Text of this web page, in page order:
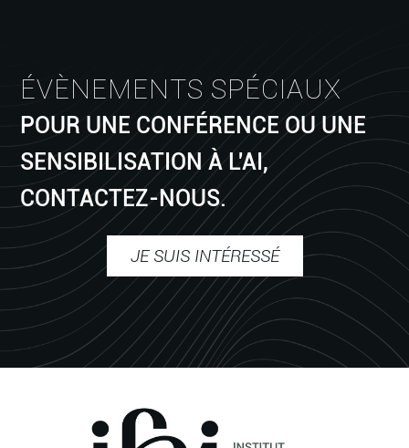
ÉVÈNEMENTS SPÉCIAUX
POUR UNE CONFÉRENCE OU UNE
SENSIBILISATION À L'AI,
CONTACTEZ-NOUS.
JE SUIS INTÉRESSÉ